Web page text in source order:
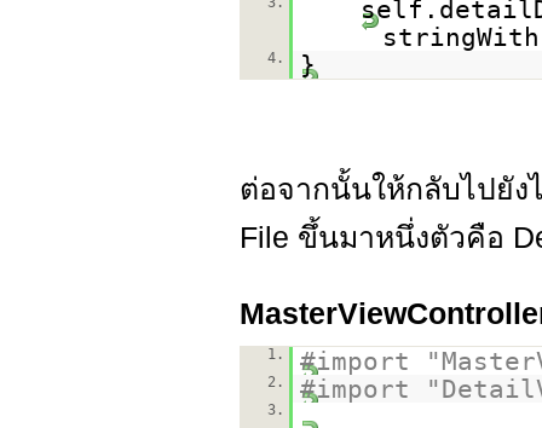
4. }
ต่อจากนั้นให้กลับไปยัง
File ขึ้นมาหนึ่งตัวคือ
1. #import
2. #import
3.